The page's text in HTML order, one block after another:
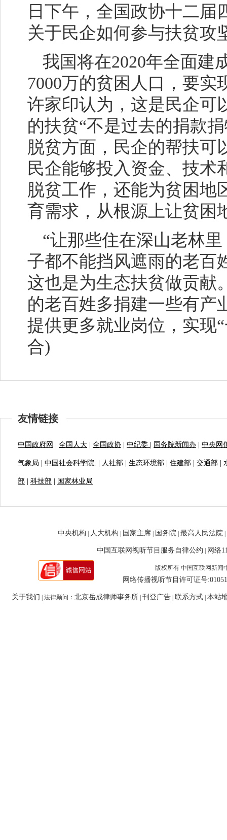
日下午，全国政协十二届
关于民企如何参与扶贫攻
我国将在2020年全面建
7000万的贫困人口，要
许家印认为，这是民企可
的扶贫“不是过去的捐款
脱贫方面，民企的帮扶可
民企能够投入资金、技术
脱贫工作，还能为贫困地
育需求，从根源上让贫困
“让那些住在深山老林
子都不能挡风遮雨的老百
这也是为生态扶贫做贡献
的老百姓多捐建一些有产
提供更多就业岗位，实现
合)